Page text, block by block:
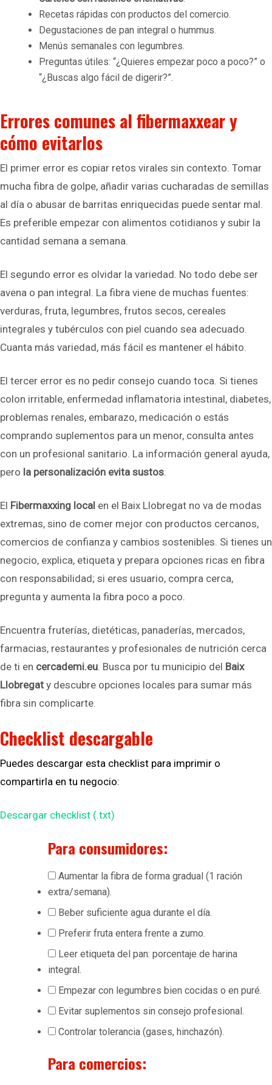
Recetas rápidas con productos del comercio.
Degustaciones de pan integral o hummus.
Menús semanales con legumbres.
Preguntas útiles: “¿Quieres empezar poco a poco?” o
“¿Buscas algo fácil de digerir?”.
Errores comunes al fibermaxxear y
cómo evitarlos
El primer error es copiar retos virales sin contexto. Tomar
mucha fibra de golpe, añadir varias cucharadas de semillas
al día o abusar de barritas enriquecidas puede sentar mal.
Es preferible empezar con alimentos cotidianos y subir la
cantidad semana a semana.
El segundo error es olvidar la variedad. No todo debe ser
avena o pan integral. La fibra viene de muchas fuentes:
verduras, fruta, legumbres, frutos secos, cereales
integrales y tubérculos con piel cuando sea adecuado.
Cuanta más variedad, más fácil es mantener el hábito.
El tercer error es no pedir consejo cuando toca. Si tienes
colon irritable, enfermedad inflamatoria intestinal, diabetes,
problemas renales, embarazo, medicación o estás
comprando suplementos para un menor, consulta antes
con un profesional sanitario. La información general ayuda,
pero la personalización evita sustos.
El Fibermaxxing local en el Baix Llobregat no va de modas
extremas, sino de comer mejor con productos cercanos,
comercios de confianza y cambios sostenibles. Si tienes un
negocio, explica, etiqueta y prepara opciones ricas en fibra
con responsabilidad; si eres usuario, compra cerca,
pregunta y aumenta la fibra poco a poco.
Encuentra fruterías, dietéticas, panaderías, mercados,
farmacias, restaurantes y profesionales de nutrición cerca
de ti en cercademi.eu. Busca por tu municipio del Baix
Llobregat y descubre opciones locales para sumar más
fibra sin complicarte.
Checklist descargable
Puedes descargar esta checklist para imprimir o
compartirla en tu negocio:
Descargar checklist (.txt)
Para consumidores:
Aumentar la fibra de forma gradual (1 ración
extra/semana).
Beber suficiente agua durante el día.
Preferir fruta entera frente a zumo.
Leer etiqueta del pan: porcentaje de harina
integral.
Empezar con legumbres bien cocidas o en puré.
Evitar suplementos sin consejo profesional.
Controlar tolerancia (gases, hinchazón).
Para comercios: